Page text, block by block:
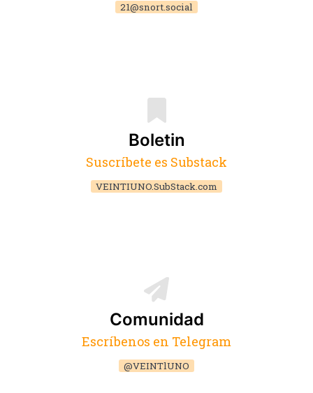
21@snort.social
Boletin
Suscríbete es Substack
VEINTIUNO.SubStack.com
Comunidad
Escríbenos en Telegram
@VEINTlUNO